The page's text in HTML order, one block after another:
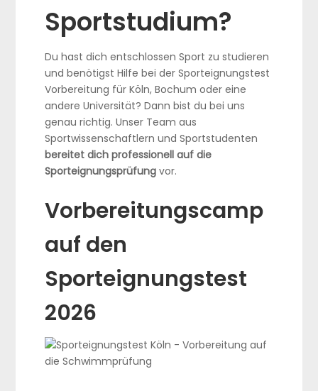
Sportstudium?
Du hast dich entschlossen Sport zu studieren
und benötigst Hilfe bei der Sporteignungstest
Vorbereitung für Köln, Bochum oder eine
andere Universität? Dann bist du bei uns
genau richtig. Unser Team aus
Sportwissenschaftlern und Sportstudenten
bereitet dich professionell auf die
Sporteignungsprüfungvor.
Vorbereitungscamp
auf den
Sporteignungstest
2026